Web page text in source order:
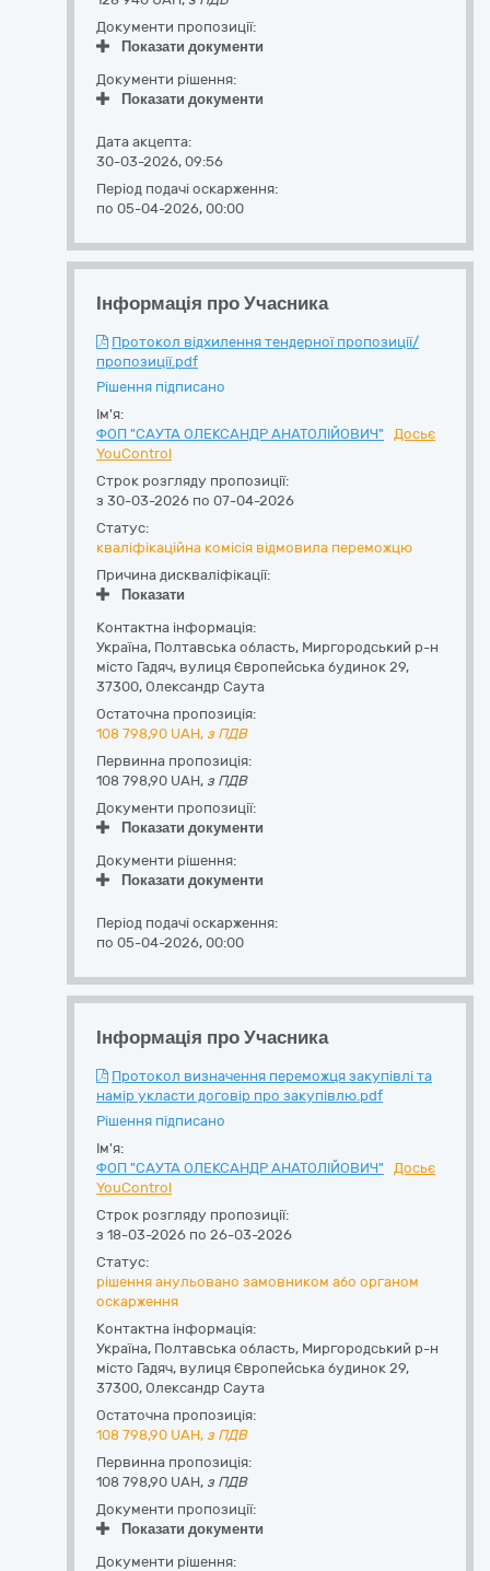
Документи пропозиції:
Показати документи
Документи рішення:
Показати документи
Дата акцепта:
30-03-2026, 09:56
Період подачі оскарження:
по 05-04-2026, 00:00
Інформація про Учасника
Протокол відхилення тендерної пропозиції/
пропозиції.pdf
Рішення підписано
Ім'я:
ФОП "САУТА ОЛЕКСАНДР АНАТОЛІЙОВИЧ"
Досьє
YouControl
Строк розгляду пропозиції:
з 30-03-2026 по 07-04-2026
Статус:
кваліфікаційна комісія відмовила переможцю
Причина дискваліфікації:
Показати
Контактна інформація:
Україна, Полтавська область, Миргородський р-н
місто Гадяч, вулиця Європейська будинок 29,
37300, Олександр Саута
Остаточна пропозиція:
108 798,90 UAH, з ПДВ
Первинна пропозиція:
108 798,90 UAH, з ПДВ
Документи пропозиції:
Показати документи
Документи рішення:
Показати документи
Період подачі оскарження:
по 05-04-2026, 00:00
Інформація про Учасника
Протокол визначення переможця закупівлі та
намір укласти договір про закупівлю.pdf
Рішення підписано
Ім'я:
ФОП "САУТА ОЛЕКСАНДР АНАТОЛІЙОВИЧ"
Досьє
YouControl
Строк розгляду пропозиції:
з 18-03-2026 по 26-03-2026
Статус:
рішення анульовано замовником або органом
оскарження
Контактна інформація:
Україна, Полтавська область, Миргородський р-н
місто Гадяч, вулиця Європейська будинок 29,
37300, Олександр Саута
Остаточна пропозиція:
108 798,90 UAH, з ПДВ
Первинна пропозиція:
108 798,90 UAH, з ПДВ
Документи пропозиції:
Показати документи
Документи рішення: